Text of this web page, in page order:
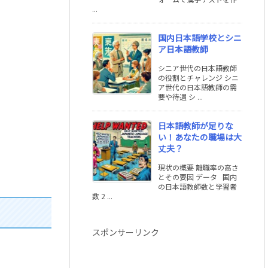
...
国内日本語学校とシニ
ア日本語教師
シニア世代の日本語教師
の役割とチャレンジ シニ
ア世代の日本語教師の需
要や待遇 シ ...
日本語教師が足りな
い！あなたの職場は大
丈夫？
現状の概要 離職率の高さ
とその要因 データ 国内
の日本語教師数と学習者
数 2 ...
スポンサーリンク